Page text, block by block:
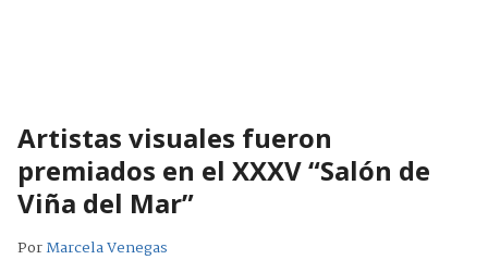
Artistas visuales fueron
premiados en el XXXV “Salón de
Viña del Mar”
PorMarcela Venegas